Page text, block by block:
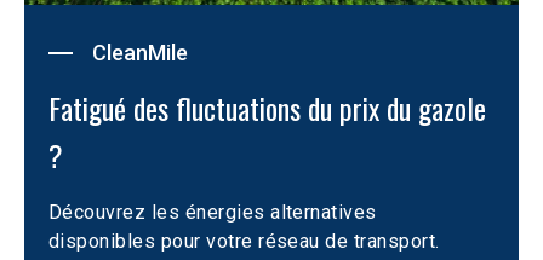
CleanMile
Fatigué des fluctuations du prix du gazole
?
Découvrez les énergies alternatives
disponibles pour votre réseau de transport.